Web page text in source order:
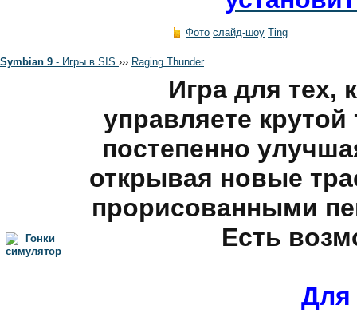
Фото слайд-шоу Ting
Symbian 9 - Игры в SIS ››› Raging Thunder
Игра для тех,
управляете
постепенно
открывая новые
прорисованными
Есть
Для